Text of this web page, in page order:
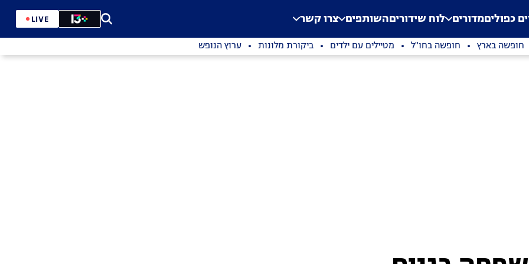
Application error: a
. כפוליםמדורים לוח שידוריםהשותפים צרו קשר LIVE
חופשה בארץ חופשה בחו"ל מטיילים עם ילדים ביקורת מלונות ערוץ הנופש